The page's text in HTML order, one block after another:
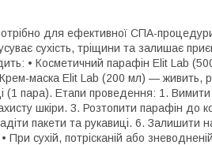
для ефективної СПА-
сухість, тріщини та залишає
• Косметичний парафін Elit Lab
маска Elit Lab (200 мл) — живить,
(1 пара). Етапи проведення: 1.
шкіри. 3. Розтопити парафін до
пакети та рукавиці. 6. Залишити
сухій, потрісканій або